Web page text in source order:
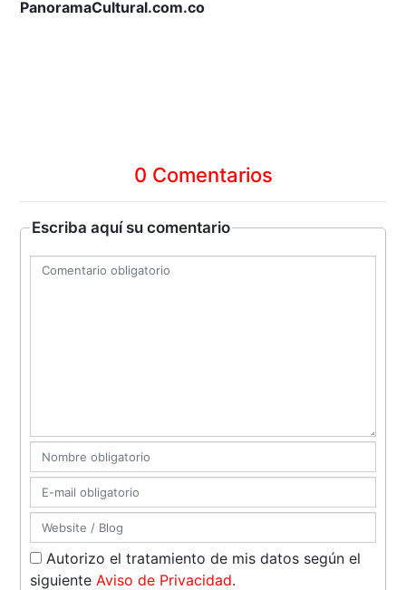
PanoramaCultural.com.co
0 Comentarios
Escriba aquí su comentario
Autorizo el tratamiento de mis datos según el
siguiente Aviso de Privacidad.